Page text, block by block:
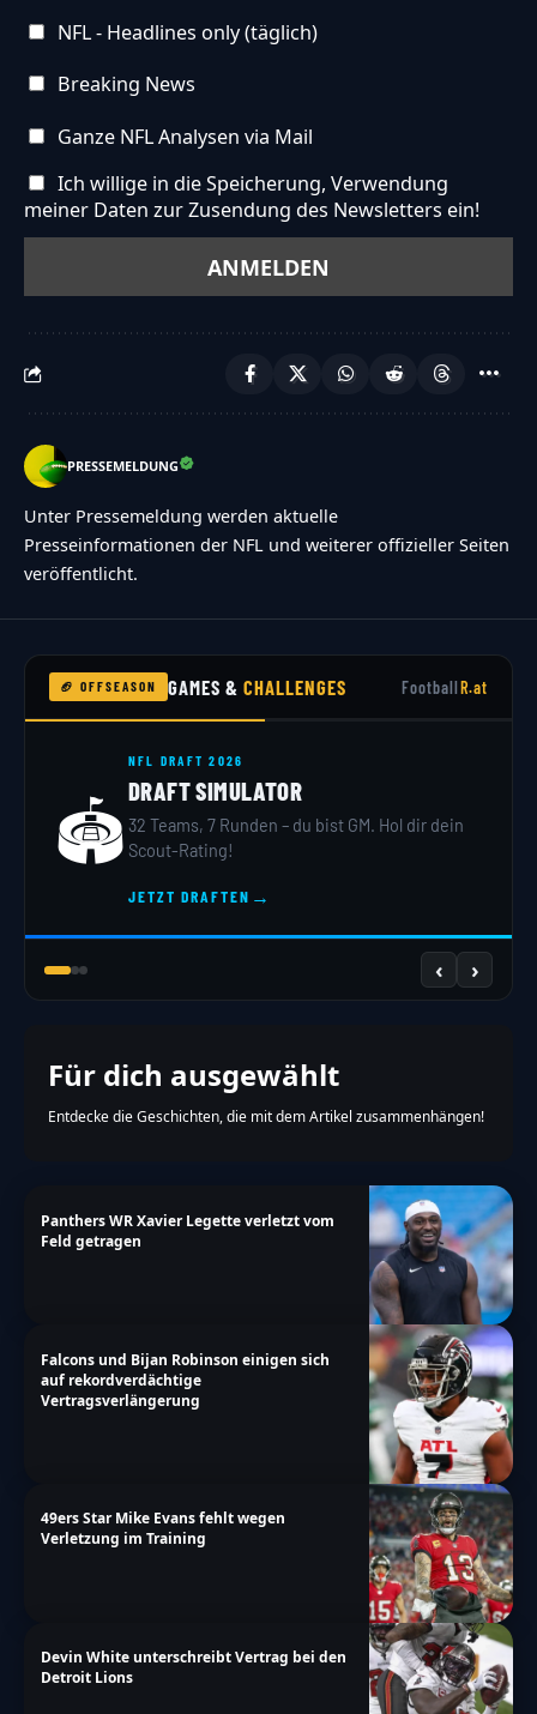
NFL - Headlines only (täglich)
Breaking News
Ganze NFL Analysen via Mail
Ich willige in die Speicherung, Verwendung
meiner Daten zur Zusendung des Newsletters ein!
PRESSEMELDUNG
Unter Pressemeldung werden aktuelle
Presseinformationen der NFL und weiterer offizieller Seiten
veröffentlicht.
🏈 OFFSEASON GAMES &CHALLENGES FootballR.at
🏟️
NFL DRAFT 2026
DRAFT SIMULATOR
32 Teams, 7 Runden – du bist GM. Hol dir dein
Scout-Rating!
JETZT DRAFTEN →
‹ ›
Für dich ausgewählt
Entdecke die Geschichten, die mit dem Artikel zusammenhängen!
Panthers WR Xavier Legette verletzt vom
Feld getragen
Falcons und Bijan Robinson einigen sich
auf rekordverdächtige
Vertragsverlängerung
49ers Star Mike Evans fehlt wegen
Verletzung im Training
Devin White unterschreibt Vertrag bei den
Detroit Lions